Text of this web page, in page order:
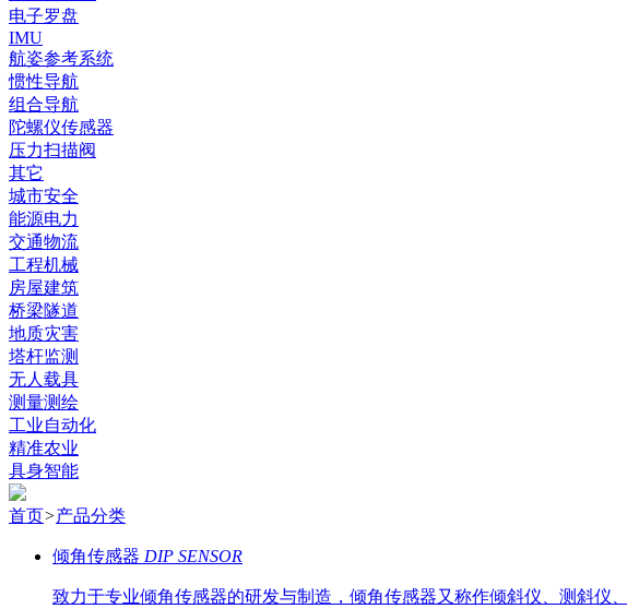
电子罗盘
IMU
航姿参考系统
惯性导航
组合导航
陀螺仪传感器
压力扫描阀
其它
城市安全
能源电力
交通物流
工程机械
房屋建筑
桥梁隧道
地质灾害
塔杆监测
无人载具
测量测绘
工业自动化
精准农业
具身智能
首页>产品分类
倾角传感器 DIP SENSOR
致力于专业倾角传感器的研发与制造，倾角传感器又称作倾斜仪、测斜